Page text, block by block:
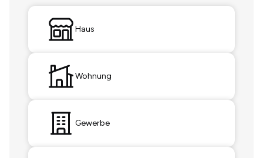
Haus
Wohnung
Gewerbe